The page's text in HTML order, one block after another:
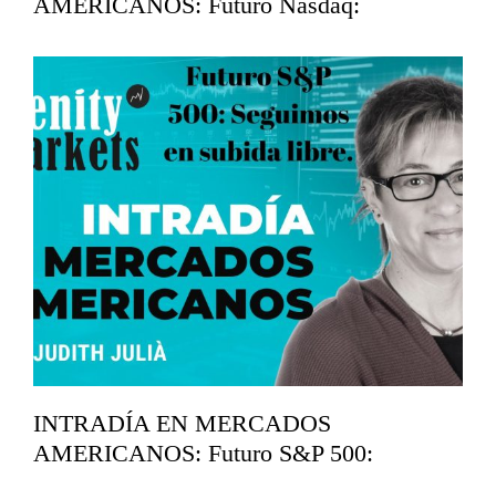
INTRADÍA EN MERCADOS
AMERICANOS: Futuro S&P 500: